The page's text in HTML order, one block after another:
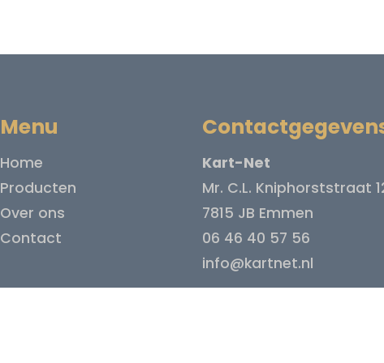
Menu
Home
Producten
Over ons
Contact
Kart-Net
Mr. C.L. Kniphorststraat
7815 JB Emmen
06 46 40 57 56
info@kartnet.nl